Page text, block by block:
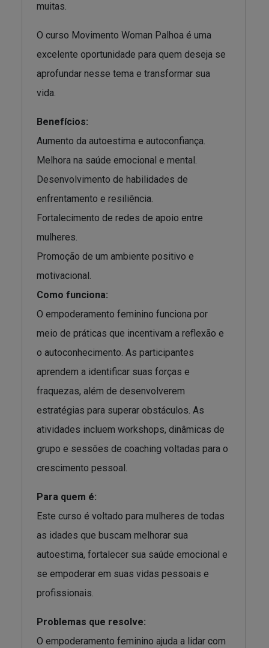
muitas.
O curso Movimento Woman Palhoa é uma
excelente oportunidade para quem deseja se
aprofundar nesse tema e transformar sua
vida.
Benefícios:
Aumento da autoestima e autoconfiança.
Melhora na saúde emocional e mental.
Desenvolvimento de habilidades de
enfrentamento e resiliência.
Fortalecimento de redes de apoio entre
mulheres.
Promoção de um ambiente positivo e
motivacional.
Como funciona:
O empoderamento feminino funciona por
meio de práticas que incentivam a reflexão e
o autoconhecimento. As participantes
aprendem a identificar suas forças e
fraquezas, além de desenvolverem
estratégias para superar obstáculos. As
atividades incluem workshops, dinâmicas de
grupo e sessões de coaching voltadas para o
crescimento pessoal.
Para quem é:
Este curso é voltado para mulheres de todas
as idades que buscam melhorar sua
autoestima, fortalecer sua saúde emocional e
se empoderar em suas vidas pessoais e
profissionais.
Problemas que resolve:
O empoderamento feminino ajuda a lidar com